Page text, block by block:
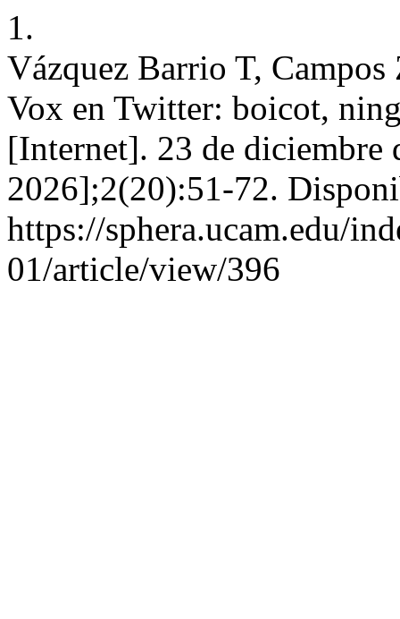
1.
Vázquez Barrio T,
Vox en Twitter: boicot,
[Internet]. 23 de diciembre
2026];2(20):51-72.
https://sphera.ucam.edu/
01/article/view/396